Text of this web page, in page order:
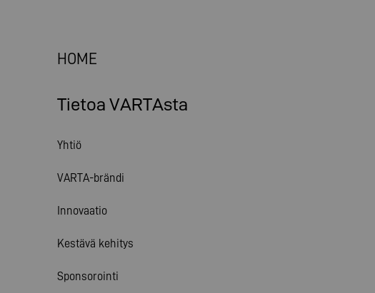
HOME
Tietoa VARTAsta
Yhtiö
VARTA-brändi
Innovaatio
Kestävä kehitys
Sponsorointi